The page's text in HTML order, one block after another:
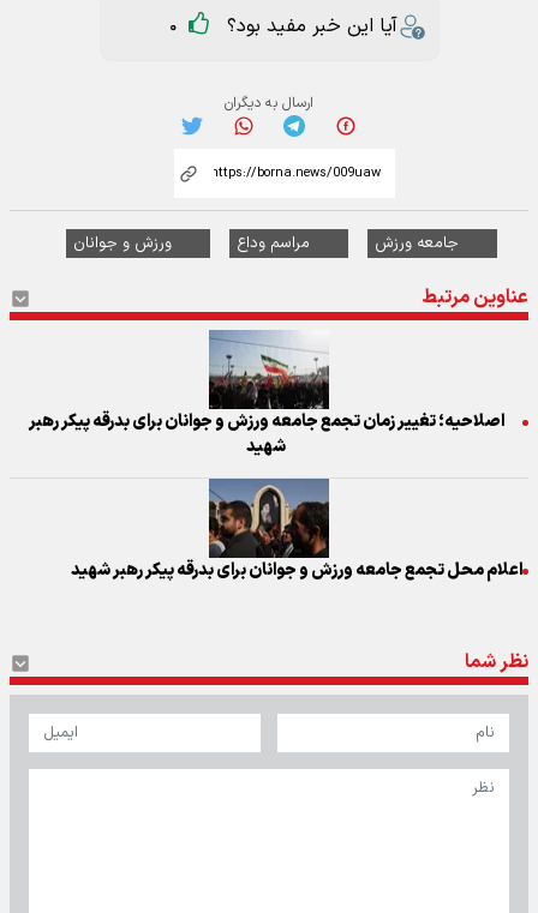
آیا این خبر مفید بود؟ 0
ارسال به دیگران
جامعه ورزش مراسم وداع ورزش و جوانان
عناوین مرتبط
اصلاحیه؛ تغییر زمان تجمع جامعه ورزش و جوانان برای بدرقه پیکر رهبر
شهید
اعلام محل تجمع جامعه ورزش و جوانان برای بدرقه پیکر رهبر شهید
نظر شما